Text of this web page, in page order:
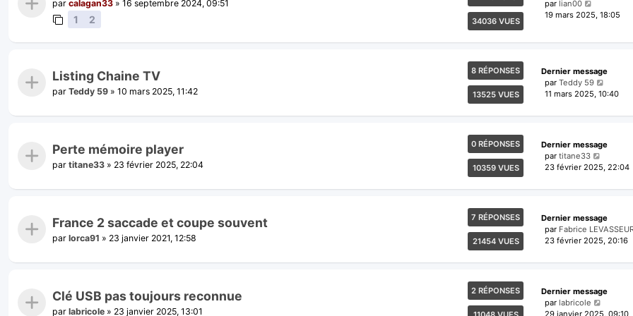
par calagan33 » 16 septembre 2024, 09:51
1 2 34036 VUES
par lian00
19 mars 2025, 18:05
Listing Chaine TV
par Teddy 59 » 10 mars 2025, 11:42
8 RÉPONSES
13525 VUES
Dernier message
par Teddy 59
11 mars 2025, 10:40
Perte mémoire player
par titane33 » 23 février 2025, 22:04
0 RÉPONSES
10359 VUES
Dernier message
par titane33
23 février 2025, 22:04
France 2 saccade et coupe souvent
par lorca91 » 23 janvier 2021, 12:58
7 RÉPONSES
21454 VUES
Dernier message
par Fabrice
23 février 2025, 20:16
Clé USB pas toujours reconnue
par labricole » 23 janvier 2025, 13:01
2 RÉPONSES
Dernier message
par labricole